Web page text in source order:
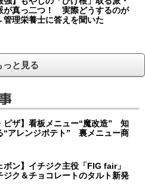
が真っ二つ！ 実際どうするのが
理栄養士に答えを聞いた
っと見る
ピザ】看板メニュー“魔改造” 知
“アレンジポテト” 裏メニュー商
ボン】イチジク主役「FIG fair」
ク＆チョコレートのタルト新発